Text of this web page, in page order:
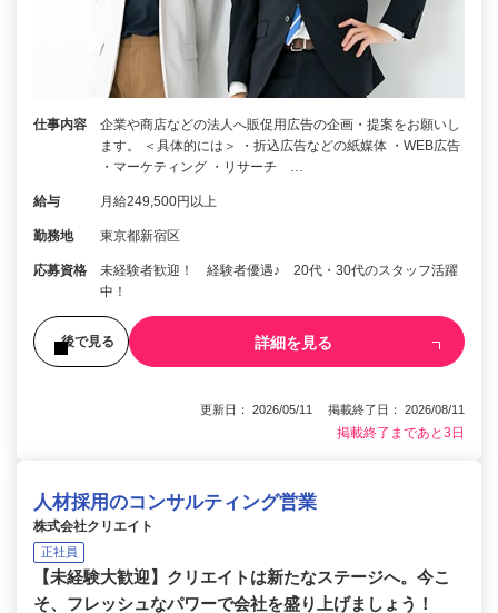
仕事内容
企業や商店などの法人へ販促用広告の企画・提案をお願いし
ます。 ＜具体的には＞ ・折込広告などの紙媒体 ・WEB広告
・マーケティング ・リサーチ …
給与 月給249,500円以上
勤務地 東京都新宿区
応募資格
未経験者歓迎！ 経験者優遇♪ 20代・30代のスタッフ活躍
中！
後で見る 詳細を見る
更新日： 2026/05/11 掲載終了日： 2026/08/11
掲載終了まであと3日
人材採用のコンサルティング営業
株式会社クリエイト
正社員
【未経験大歓迎】クリエイトは新たなステージへ。今こ
そ、フレッシュなパワーで会社を盛り上げましょう！